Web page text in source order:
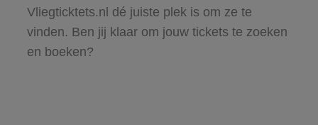
Vliegticktets.nl dé juiste plek is om ze te
vinden. Ben jij klaar om jouw tickets te zoeken
en boeken?